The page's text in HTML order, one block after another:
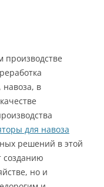
навоза, в
для навоза
решений в этой
созданию
но и